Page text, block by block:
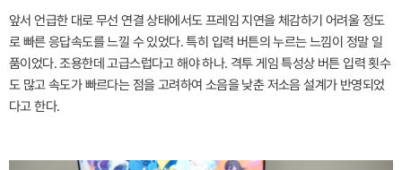
앞서 언급한 대로 무선 연결 상태에서도 프레임 지연을 체감하기 어려울 정도
로 빠른 응답속도를 느낄 수 있었다. 특히 입력 버튼의 누르는 느낌이 정말 일
품이었다. 조용한데 고급스럽다고 해야 하나. 격투 게임 특성상 버튼 입력 횟수
도 많고 속도가 빠르다는 점을 고려하여 소음을 낮춘 저소음 설계가 반영되었
다고 한다.